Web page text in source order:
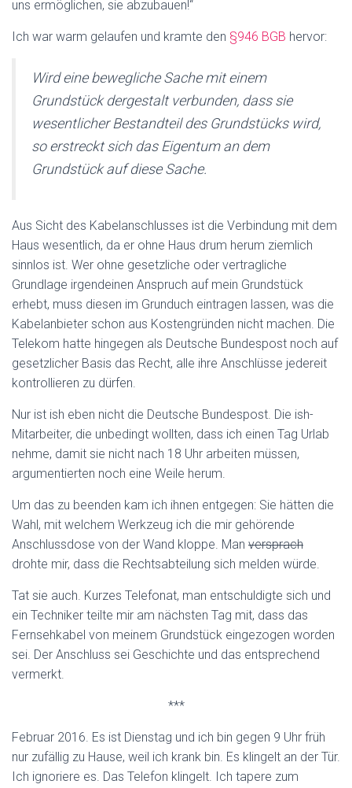
uns ermöglichen, sie abzubauen!“
Ich war warm gelaufen und kramte den §946 BGB hervor:
Wird eine bewegliche Sache mit einem
Grundstück dergestalt verbunden, dass sie
wesentlicher Bestandteil des Grundstücks wird,
so erstreckt sich das Eigentum an dem
Grundstück auf diese Sache.
Aus Sicht des Kabelanschlusses ist die Verbindung mit dem
Haus wesentlich, da er ohne Haus drum herum ziemlich
sinnlos ist. Wer ohne gesetzliche oder vertragliche
Grundlage irgendeinen Anspruch auf mein Grundstück
erhebt, muss diesen im Grunduch eintragen lassen, was die
Kabelanbieter schon aus Kostengründen nicht machen. Die
Telekom hatte hingegen als Deutsche Bundespost noch auf
gesetzlicher Basis das Recht, alle ihre Anschlüsse jedereit
kontrollieren zu dürfen.
Nur ist ish eben nicht die Deutsche Bundespost. Die ish-
Mitarbeiter, die unbedingt wollten, dass ich einen Tag Urlab
nehme, damit sie nicht nach 18 Uhr arbeiten müssen,
argumentierten noch eine Weile herum.
Um das zu beenden kam ich ihnen entgegen: Sie hätten die
Wahl, mit welchem Werkzeug ich die mir gehörende
Anschlussdose von der Wand kloppe. Man versprach
drohte mir, dass die Rechtsabteilung sich melden würde.
Tat sie auch. Kurzes Telefonat, man entschuldigte sich und
ein Techniker teilte mir am nächsten Tag mit, dass das
Fernsehkabel von meinem Grundstück eingezogen worden
sei. Der Anschluss sei Geschichte und das entsprechend
vermerkt.
***
Februar 2016. Es ist Dienstag und ich bin gegen 9 Uhr früh
nur zufällig zu Hause, weil ich krank bin. Es klingelt an der Tür.
Ich ignoriere es. Das Telefon klingelt. Ich tapere zum